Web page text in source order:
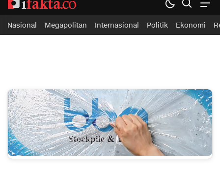
ifakta.co
#pastibenar
Nasional Megapolitan Internasional Politik Ekonomi